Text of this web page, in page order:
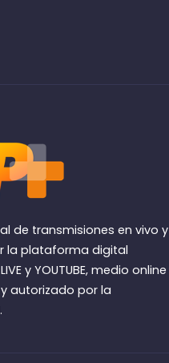
de transmisiones en vivo y
la plataforma digital
y YOUTUBE, medio online
autorizado por la